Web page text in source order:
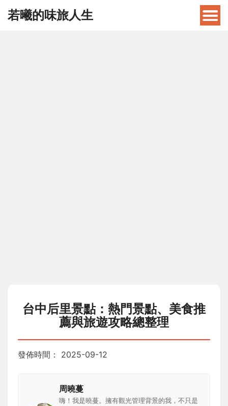
若曦的味旅人生
台中后里景點：熱門景點、美食推
薦與旅遊攻略總整理
發佈時間： 2025-09-12
周曉蔓
嗨！我是曉蔓。擁有觀光管理背景的我，不只是